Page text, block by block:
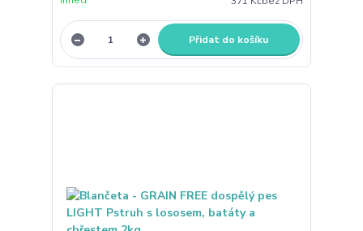
Přidat do košíku